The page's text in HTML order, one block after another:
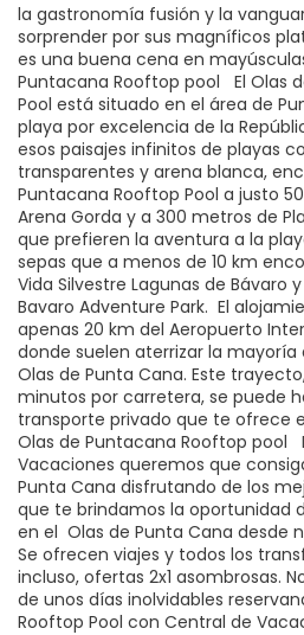
la gastronomía fusión y la
sorprender por sus magníficos
es una buena cena en
Puntacana Rooftop pool El Olas
Pool está situado en el área de
playa por excelencia de la
esos paisajes infinitos de playas
transparentes y arena blanca,
Puntacana Rooftop Pool a justo
Arena Gorda y a 300 metros de
que prefieren la aventura a la
sepas que a menos de 10 km
Vida Silvestre Lagunas de Bávaro
Bavaro Adventure Park. El
apenas 20 km del Aeropuerto
donde suelen aterrizar la mayoría
Olas de Punta Cana. Este
minutos por carretera, se puede
transporte privado que te ofrece
Olas de Puntacana Rooftop pool
Vacaciones queremos que
Punta Cana disfrutando de los
que te brindamos la oportunidad
en el Olas de Punta Cana desde
Se ofrecen viajes y todos los
incluso, ofertas 2x1 asombrosas.
de unos días inolvidables
Rooftop Pool con Central de